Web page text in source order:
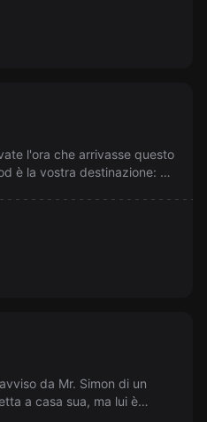
Bosco Online
l'ora che arrivasse questo
è la vostra destinazione: un
Mr. Simon?
da Mr. Simon di un
a casa sua, ma lui è